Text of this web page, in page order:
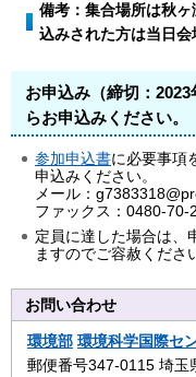
備考：集合場所は秋
込みされた方は当日会
お申込み（締切：
らお申込みください。
参加申込書に必要事項
申込みください。
メール：
ファックス：0480-70-
定員に達した場合は、
ますのでご容赦くださ
お問い合わせ
環境部 環境科学国際セ
郵便番号347-0115 埼玉